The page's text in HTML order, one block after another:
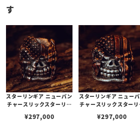
す
スターリンギア ニューパン
チャースリックスターリン
パーアメリカンフラッグ/
¥297,000
スターリンギア ニュー
チャースリックスターリ
パーアメリカンフラッグ/
¥297,000